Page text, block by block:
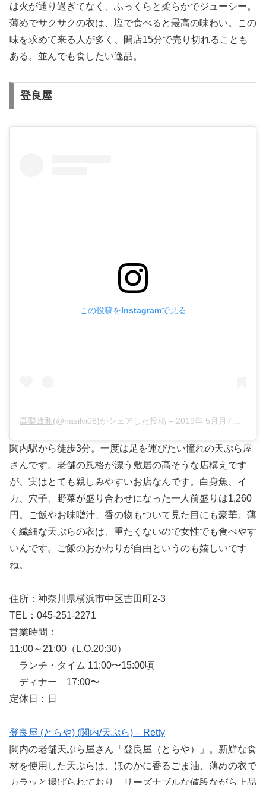
は火が通り過ぎてなく、ふっくらと柔らかでジューシー。
薄めでサクサクの衣は、塩で食べると最高の味わい。この
味を求めて来る人が多く、開店15分で売り切れることも
ある。並んでも食したい逸品。
登良屋
この投稿をInstagramで見る
高梨政和(@nasilvi08)がシェアした投稿 – 2019年 5月月7日午前2時38分PDT
関内駅から徒歩3分。一度は足を運びたい憧れの天ぷら屋
さんです。老舗の風格が漂う敷居の高そうな店構えです
が、実はとても親しみやすいお店なんです。白身魚、イ
カ、穴子、野菜が盛り合わせになった一人前盛りは1,260
円。ご飯やお味噌汁、香の物もついて見た目にも豪華。薄
く繊細な天ぷらの衣は、重たくないので女性でも食べやす
いんです。ご飯のおかわりが自由というのも嬉しいです
ね。
住所：神奈川県横浜市中区吉田町2-3
TEL：045-251-2271
営業時間：
11:00～21:00（L.O.20:30）
ランチ・タイム 11:00〜15:00頃
ディナー 17:00〜
定休日：日
登良屋 (とらや) (関内/天ぷら) – Retty
関内の老舗天ぷら屋さん「登良屋（とらや）」。新鮮な食
材を使用した天ぷらは、ほのかに香るごま油、薄めの衣で
カラッと揚げられており、リーズナブルな値段ながら上品